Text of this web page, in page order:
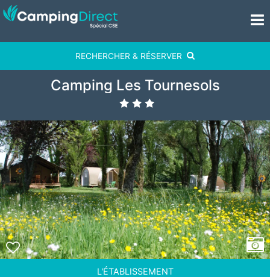
RECHERCHER & RÉSERVER
Camping Les Tournesols
L'ÉTABLISSEMENT